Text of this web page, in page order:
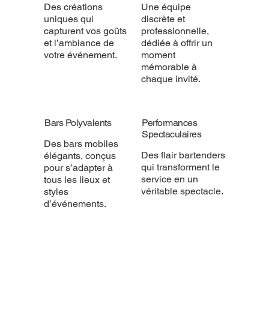
Des créations
uniques qui
capturent vos goûts
et l’ambiance de
votre événement.
Une équipe
discrète et
professionnelle,
dédiée à offrir un
moment
mémorable à
chaque invité.
Bars Polyvalents
Des bars mobiles
élégants, conçus
pour s’adapter à
tous les lieux et
styles
d’événements.
Performances
Spectaculaires
Des flair bartenders
qui transforment le
service en un
véritable spectacle.